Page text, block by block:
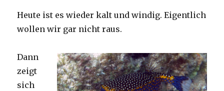
Heute ist es wieder kalt und windig. Eigentlich
wollen wir gar nicht raus.
Dann
zeigt
sich